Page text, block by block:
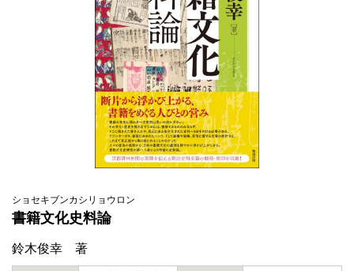
ショセキブンカシリョウロン
書籍文化史料論
鈴木俊幸 著